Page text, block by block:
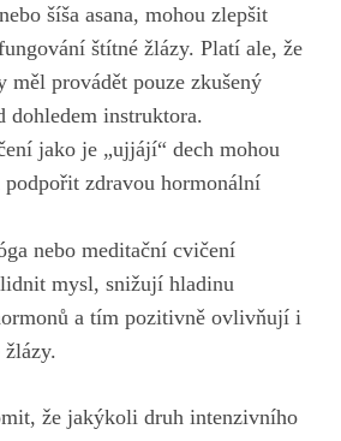
šíša ‍asana, ‍mohou zlepšit
štítné žlázy. Platí ale, že
měl provádět pouze zkušený
dohledem instruktora.
jako je „ujjájí“ dech mohou
podpořit zdravou hormonální
nebo meditační cvičení
⁢mysl, snižují hladinu
a‍ tím pozitivně ovlivňují i‌
že jakýkoli druh intenzivního